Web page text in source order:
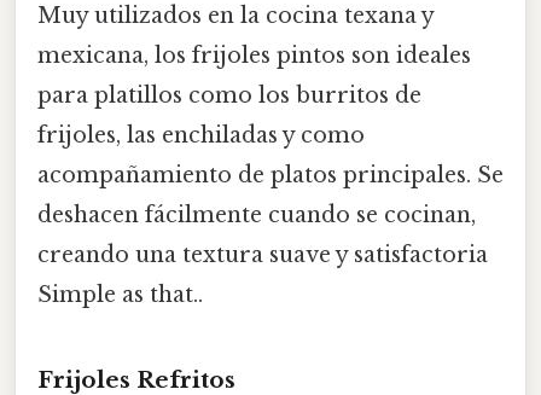
Muy utilizados en la cocina texana y
mexicana, los frijoles pintos son ideales
para platillos como los burritos de
frijoles, las enchiladas y como
acompañamiento de platos principales. Se
deshacen fácilmente cuando se cocinan,
creando una textura suave y satisfactoria
Simple as that..
Frijoles Refritos